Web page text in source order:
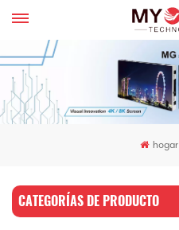
hogar
CATEGORÍAS DE PRODUCTO